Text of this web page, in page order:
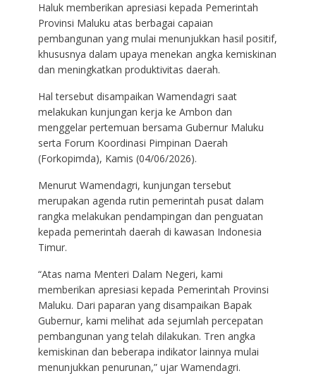
Haluk memberikan apresiasi kepada Pemerintah
Provinsi Maluku atas berbagai capaian
pembangunan yang mulai menunjukkan hasil positif,
khususnya dalam upaya menekan angka kemiskinan
dan meningkatkan produktivitas daerah.
Hal tersebut disampaikan Wamendagri saat
melakukan kunjungan kerja ke Ambon dan
menggelar pertemuan bersama Gubernur Maluku
serta Forum Koordinasi Pimpinan Daerah
(Forkopimda), Kamis (04/06/2026).
Menurut Wamendagri, kunjungan tersebut
merupakan agenda rutin pemerintah pusat dalam
rangka melakukan pendampingan dan penguatan
kepada pemerintah daerah di kawasan Indonesia
Timur.
“Atas nama Menteri Dalam Negeri, kami
memberikan apresiasi kepada Pemerintah Provinsi
Maluku. Dari paparan yang disampaikan Bapak
Gubernur, kami melihat ada sejumlah percepatan
pembangunan yang telah dilakukan. Tren angka
kemiskinan dan beberapa indikator lainnya mulai
menunjukkan penurunan,” ujar Wamendagri.